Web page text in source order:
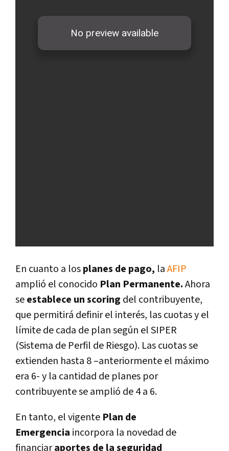
En cuanto a losplanes de pago, laAFIP
amplió el conocido Plan Permanente.Ahora
seestablece un scoring del contribuyente,
que permitirá definir el interés, las cuotas y el
lí­mite de cada de plan según el SIPER
(Sistema de Perfil de Riesgo). Las cuotas se
extienden hasta 8 –anteriormente el máximo
era 6- y la cantidad de planes por
contribuyente se amplió de 4 a 6.
En tanto, el vigente Plan de
Emergencia incorpora la novedad de
financiaraportes de la seguridad